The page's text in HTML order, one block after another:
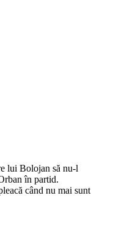
lui Bolojan să nu-l
în partid.
când nu mai sunt